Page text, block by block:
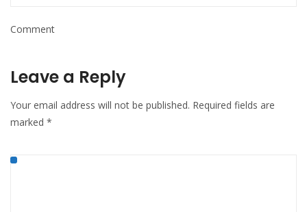
Comment
Leave a Reply
Your email address will not be published. Required fields are
marked *